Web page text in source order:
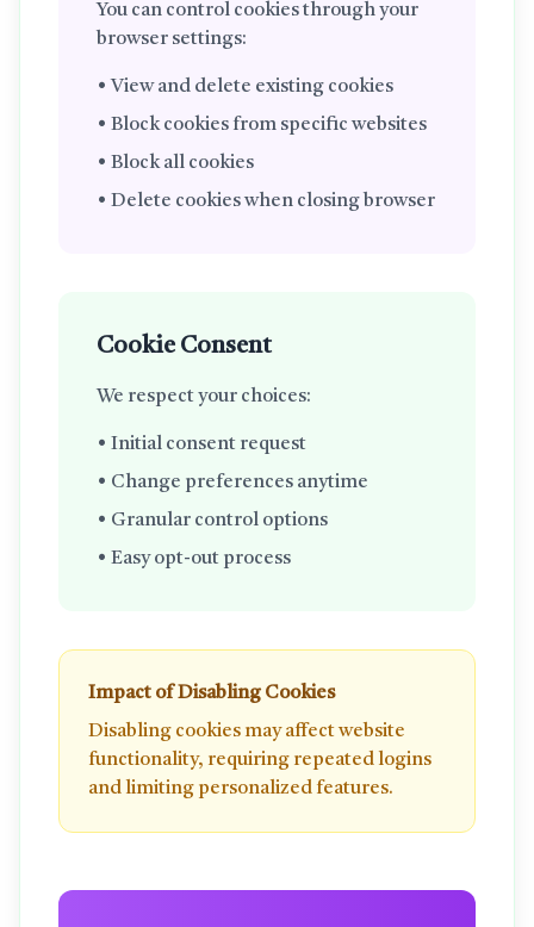
You can control cookies through your
browser settings:
• View and delete existing cookies
• Block cookies from specific websites
• Block all cookies
• Delete cookies when closing browser
Cookie Consent
We respect your choices:
• Initial consent request
• Change preferences anytime
• Granular control options
• Easy opt-out process
Impact of Disabling Cookies
Disabling cookies may affect website
functionality, requiring repeated logins
and limiting personalized features.